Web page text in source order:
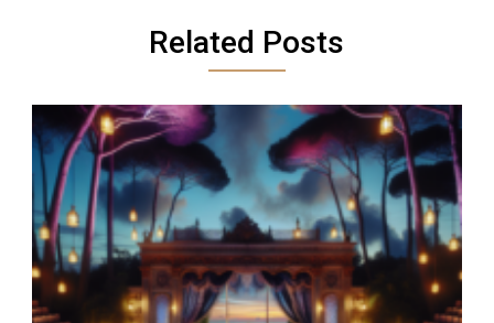
Related Posts